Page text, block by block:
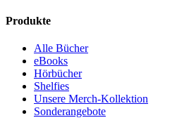
Produkte
Alle Bücher
eBooks
Hörbücher
Shelfies
Unsere Merch-Kollektion
Sonderangebote